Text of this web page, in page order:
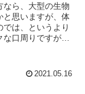
なら、大型の生物
と思いますが、体
は、というより
口周りですが、
2021.05.16